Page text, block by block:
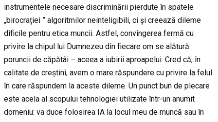
instrumentele necesare discriminării pierdute în spatele
„birocrației ” algoritmilor neinteligibili, ci și creează dileme
dificile pentru etica muncii. Astfel, convingerea fermă cu
privire la chipul lui Dumnezeu din fiecare om se alătură
poruncii de căpătâi – aceea a iubirii aproapelui. Cred că, în
calitate de creștini, avem o mare răspundere cu privire la felul
în care răspundem la aceste dileme. Un punct bun de plecare
este acela al scopului tehnologiei utilizate într-un anumit
domeniu: va duce folosirea IA la locul meu de muncă sau în